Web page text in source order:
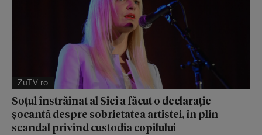
ZuTV.ro
Soțul înstrăinat al Siei a făcut o declarație
șocantă despre sobrietatea artistei, în plin
scandal privind custodia copilului